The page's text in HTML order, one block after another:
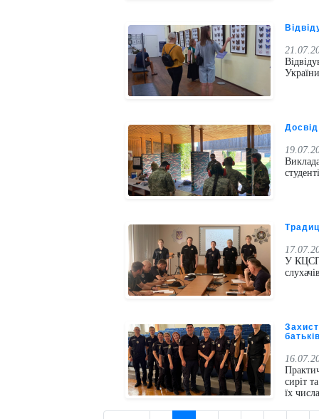
України
У
сиріт
їх числа